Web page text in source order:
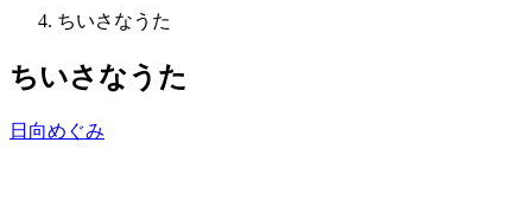
ちいさなうた
ちいさなうた
日向めぐみ